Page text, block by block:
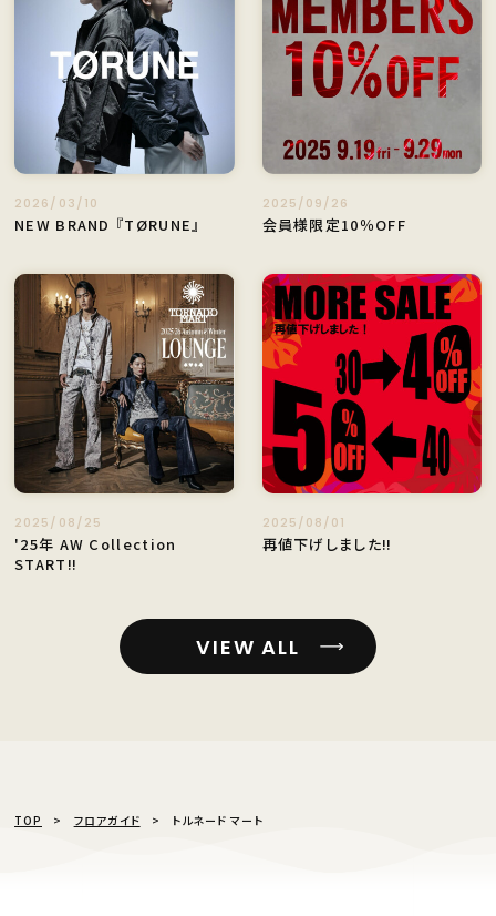
2026/03/10
NEW BRAND 『TØRUNE』
2025/09/26
会員様限定10％OFF
2025/08/25
'25年 AW Collection
START‼︎
2025/08/01
再値下げしました‼️
VIEW ALL
TOP フロアガイド トルネード マート